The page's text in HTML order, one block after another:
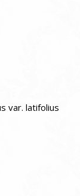
var. latifolius